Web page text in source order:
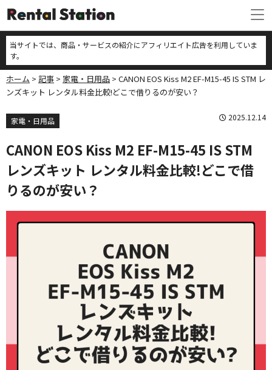
当サイトでは、商品・サービスの紹介にアフィリエイト広告を利用していま
す。
ホーム 記事 家電・日用品
CANON EOS Kiss M2 EF-M15-45 IS STM レ
ンズキット レンタル料金比較!どこで借りるのが安い？
家電・日用品 2025.12.14
CANON EOS Kiss M2 EF-M15-45 IS STM
レンズキット レンタル料金比較!どこで借
りるのが安い？